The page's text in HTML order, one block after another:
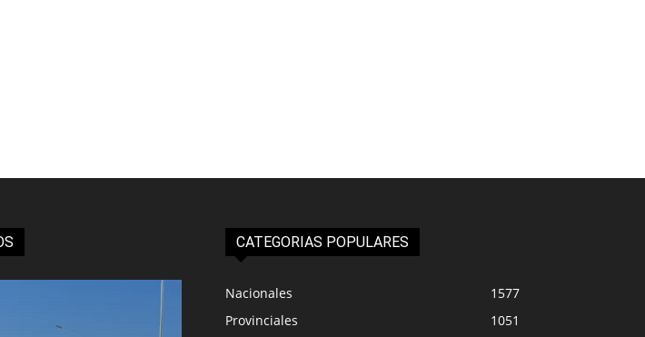
CATEGORIAS POPULARES
Nacionales
1577
Provinciales
1051